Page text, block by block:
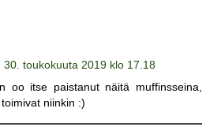
30. toukokuuta 2019 klo 17.18
oo itse paistanut näitä muffinsseina,
niinkin :)